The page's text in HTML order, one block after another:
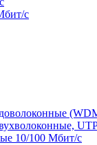
с
10/100 Мбит/с